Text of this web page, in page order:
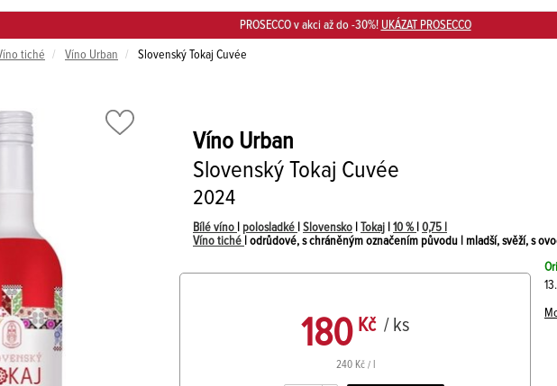
PROSECCO v akci až do -30%! UKÁZAT PROSECCO
tiché Víno Urban Slovenský Tokaj Cuvée
Víno Urban
Slovenský Tokaj Cuvée
2024
Bílé víno polosladké Slovensko Tokaj 10 % 0,75 l
Víno tiché
| odrůdové, s chráněným označením původu | mladší, svěží, s
180Kč / ks
240 Kč / l